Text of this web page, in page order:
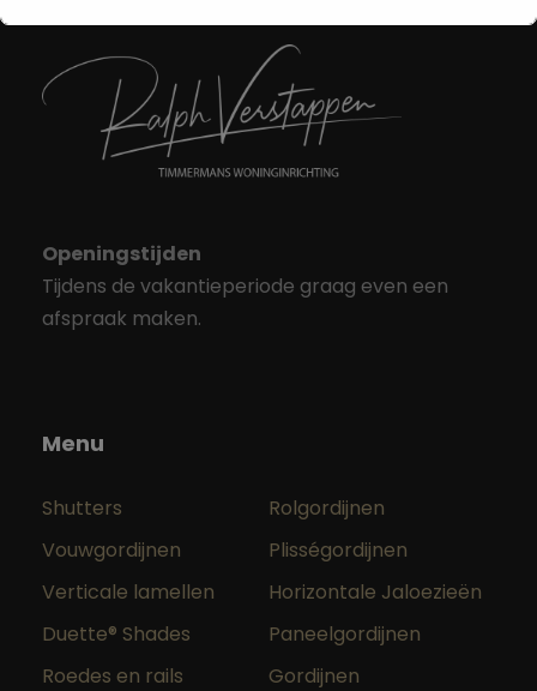
Openingstijden
Tijdens de vakantieperiode graag even een
afspraak maken.
Menu
Shutters
Rolgordijnen
Vouwgordijnen
Plisségordijnen
Verticale lamellen
Horizontale Jaloezieën
Duette® Shades
Paneelgordijnen
Roedes en rails
Gordijnen